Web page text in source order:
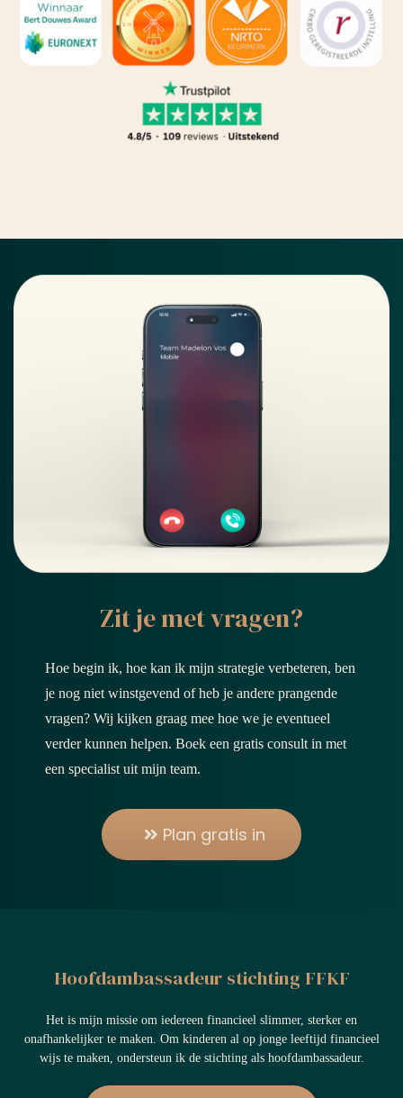
Zit je met vragen?
Hoe begin ik, hoe kan ik mijn strategie verbeteren, ben
je nog niet winstgevend of heb je andere prangende
vragen? Wij kijken graag mee hoe we je eventueel
verder kunnen helpen. Boek een gratis consult in met
een specialist uit mijn team.
Plan gratis in
Hoofdambassadeur stichting FFKF
Het is mijn missie om iedereen financieel slimmer, sterker en
onafhankelijker te maken. Om kinderen al op jonge leeftijd financieel
wijs te maken, ondersteun ik de stichting als hoofdambassadeur.